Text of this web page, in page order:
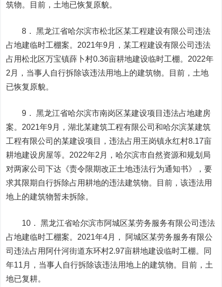
筑物。目前，土地已恢复原貌。
8． 黑龙江省哈尔滨市松北区某工程建设有限公司违法
占地建临时工棚案。2021年9月，某工程建设有限公司违法
占用松北区万宝镇薛卜村0.36亩耕地建设临时工棚。2022年
2月，当事人自行拆除该违法用地上的建筑物。目前，土地
已恢复原貌。
9． 黑龙江省哈尔滨市南岗区某建设项目违法占地建房
案。2021年9月，湖北某建筑工程有限公司和哈尔滨某建筑
工程有限公司的某建设项目，违法占用王岗镇永红村8.17亩
耕地建设房屋等。2022年2月，哈尔滨市自然资源和规划局
对两家公司下达《责令限期改正土地违法行为通知书》，要
求其限期自行拆除占用耕地的违法建筑物。目前，该违法用
地上的建筑物暂未拆除。
10． 黑龙江省哈尔滨市阿城区某劳务服务有限公司违法
占地建临时工棚案。2021年4月， 阿城区某劳务服务有限公
司违法占用阿什河街道东环村2.97亩耕地建设临时工棚。同
年11月，当事人自行拆除该违法用地上的建筑物。目前，土
地已复耕。